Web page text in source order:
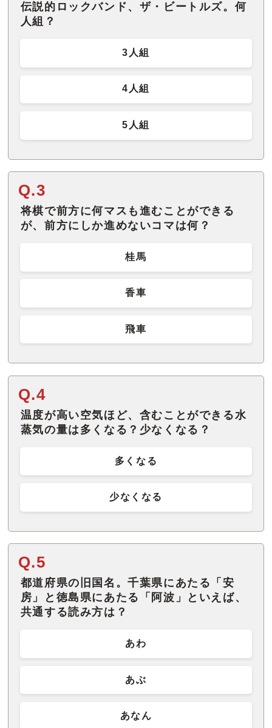
伝説的ロックバンド、ザ・ビートルズ。何
人組？
3人組
4人組
5人組
Q.3
将棋で前方に何マスも進むことができる
が、前方にしか進めないコマは何？
桂馬
香車
飛車
Q.4
温度が高い空気ほど、含むことができる水
蒸気の量は多くなる？少なくなる？
多くなる
少なくなる
Q.5
都道府県の旧国名。千葉県にあたる「安
房」と徳島県にあたる「阿波」といえば、
共通する読み方は？
あわ
あぶ
あなん